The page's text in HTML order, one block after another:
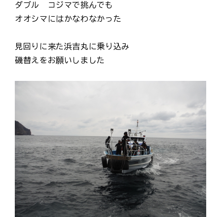
ダブル コジマで挑んでも
オオシマにはかなわなかった
見回りに来た浜吉丸に乗り込み
磯替えをお願いしました